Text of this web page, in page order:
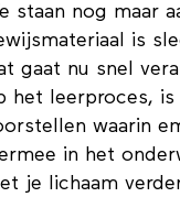
staan nog maar
is
gaat nu snel
het leerproces, is
waarin
in het
je lichaam